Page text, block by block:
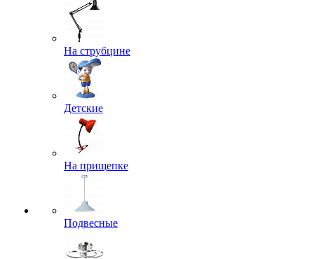
На струбцине
Детские
На прищепке
Подвесные